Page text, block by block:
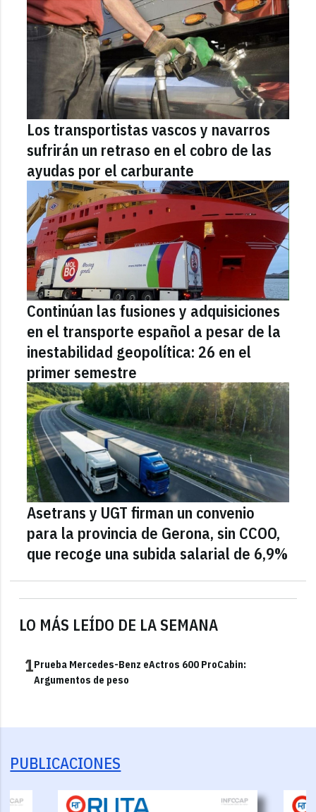
LO MÁS LEÍDO DE LA SEMANA
1Prueba Mercedes-Benz eActros 600 ProCabin:
Argumentos de peso
Los transportistas vascos y navarros
sufrirán un retraso en el cobro de las
ayudas por el carburante
Continúan las fusiones y adquisiciones
en el transporte español a pesar de la
inestabilidad geopolítica: 26 en el
primer semestre
Asetrans y UGT firman un convenio
para la provincia de Gerona, sin CCOO,
que recoge una subida salarial de 6,9%
PUBLICACIONES